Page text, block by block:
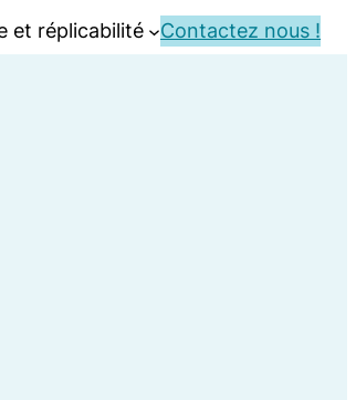
et réplicabilité Contactez nous !